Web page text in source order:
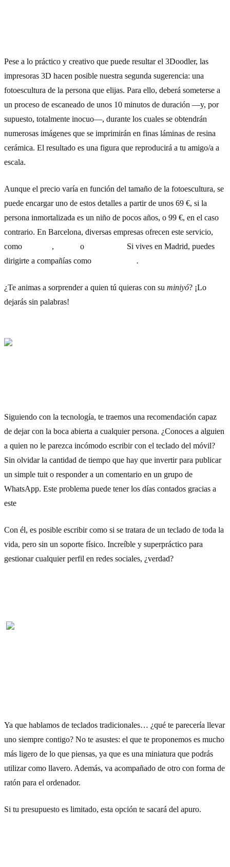
Pese a lo práctico y creativo que puede resultar el 3Doodler, las
impresoras 3D hacen posible nuestra segunda sugerencia: una
fotoescultura de la persona que elijas. Para ello, deberá someterse a
un proceso de escaneado de unos 10 minutos de duración —y, por
supuesto, totalmente inocuo—, durante los cuales se obtendrán
numerosas imágenes que se imprimirán en finas láminas de resina
cerámica. El resultado es una figura que reproducirá a tu amigo/a a
escala.
Aunque el precio varía en función del tamaño de la fotoescultura, se
puede encargar uno de estos detalles a partir de unos 69 €, si la
persona inmortalizada es un niño de pocos años, o 99 €, en el caso
contrario. En Barcelona, diversas empresas ofrecen este servicio,
como
, o
Si vives en Madrid, puedes
dirigirte a compañías como
.
¿Te animas a sorprender a quien tú quieras con su miniyó? ¡Lo
dejarás sin palabras!
Siguiendo con la tecnología, te traemos una recomendación capaz
de dejar con la boca abierta a cualquier persona. ¿Conoces a alguien
a quien no le parezca incómodo escribir con el teclado del móvil?
Sin olvidar la cantidad de tiempo que hay que invertir para publicar
un simple tuit o responder a un comentario en un grupo de
WhatsApp. Este problema puede tener los días contados gracias a
este
Con él, es posible escribir como si se tratara de un teclado de toda la
vida, pero sin un soporte físico. Increíble y superpráctico para
gestionar cualquier perfil en redes sociales, ¿verdad?
Ya que hablamos de teclados tradicionales… ¿qué te parecería llevar
uno siempre contigo? No te asustes: el que te proponemos es mucho
más ligero de lo que piensas, ya que es una miniatura que podrás
utilizar como llavero. Además, va acompañado de otro con forma de
ratón para el ordenador.
Si tu presupuesto es limitado, esta opción te sacará del apuro.